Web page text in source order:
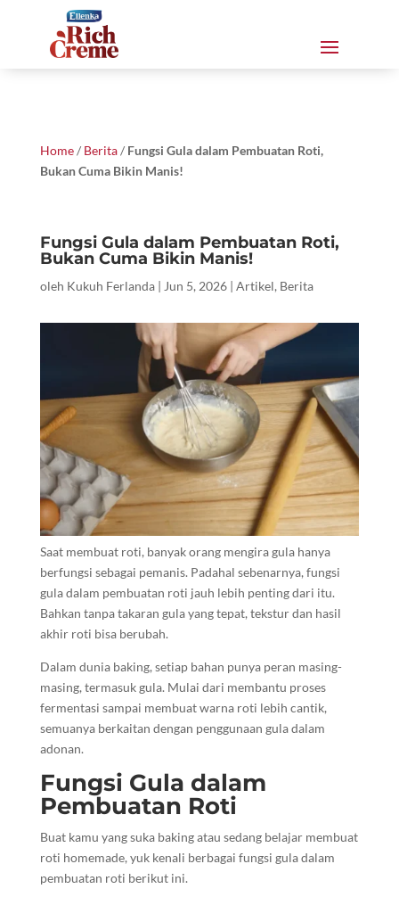
Home/ Berita/ Fungsi Gula dalam Pembuatan Roti,
Bukan Cuma Bikin Manis!
Fungsi Gula dalam Pembuatan Roti,
Bukan Cuma Bikin Manis!
oleh Kukuh Ferlanda| Jun 5, 2026| Artikel, Berita
Saat membuat roti, banyak orang mengira gula hanya
berfungsi sebagai pemanis. Padahal sebenarnya, fungsi
gula dalam pembuatan roti jauh lebih penting dari itu.
Bahkan tanpa takaran gula yang tepat, tekstur dan hasil
akhir roti bisa berubah.
Dalam dunia baking, setiap bahan punya peran masing-
masing, termasuk gula. Mulai dari membantu proses
fermentasi sampai membuat warna roti lebih cantik,
semuanya berkaitan dengan penggunaan gula dalam
adonan.
Fungsi Gula dalam
Pembuatan Roti
Buat kamu yang suka baking atau sedang belajar membuat
roti homemade, yuk kenali berbagai fungsi gula dalam
pembuatan roti berikut ini.